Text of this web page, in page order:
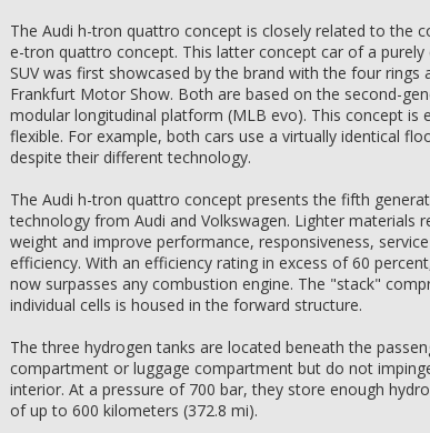
The Audi h-tron quattro concept is closely related to the
e-tron quattro concept. This latter concept car of a purely
SUV was first showcased by the brand with the four rings
Frankfurt Motor Show. Both are based on the second-
modular longitudinal platform (MLB evo). This concept is
flexible. For example, both cars use a virtually identical
despite their different technology.
The Audi h-tron quattro concept presents the fifth
technology from Audi and Volkswagen. Lighter materials
weight and improve performance, responsiveness,
efficiency. With an efficiency rating in excess of 60
now surpasses any combustion engine. The "stack"
individual cells is housed in the forward structure.
The three hydrogen tanks are located beneath the
compartment or luggage compartment but do not
interior. At a pressure of 700 bar, they store enough
of up to 600 kilometers (372.8 mi).